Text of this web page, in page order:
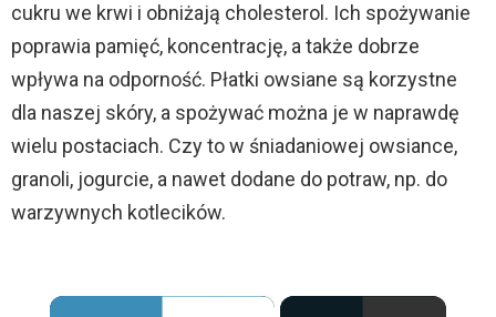
cukru we krwi i obniżają cholesterol. Ich spożywanie
poprawia pamięć, koncentrację, a także dobrze
wpływa na odporność. Płatki owsiane są korzystne
dla naszej skóry, a spożywać można je w naprawdę
wielu postaciach. Czy to w śniadaniowej owsiance,
granoli, jogurcie, a nawet dodane do potraw, np. do
warzywnych kotlecików.
×